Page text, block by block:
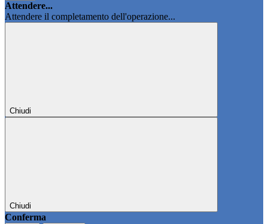
Attendere...
Attendere il completamento dell'operazione...
Chiudi
Chiudi
Conferma